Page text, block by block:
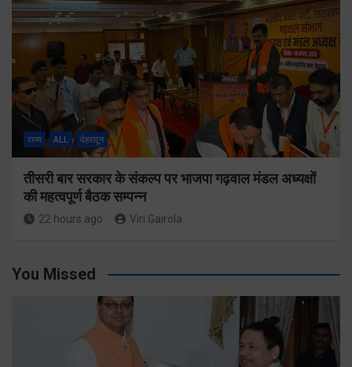
राज्य ALL देहरादून
तीसरी बार सरकार के संकल्प पर भाजपा गढ़वाल मंडल अध्यक्षों
की महत्वपूर्ण बैठक सम्पन्न
22 hours ago Viri Gairola
You Missed